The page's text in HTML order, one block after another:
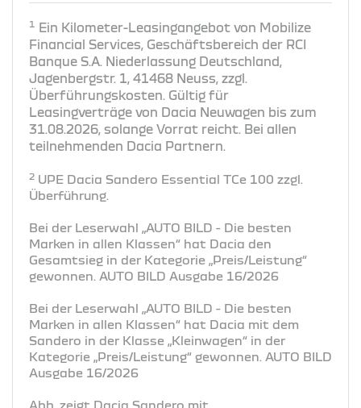
1
Ein Kilometer-Leasingangebot von Mobilize
Financial Services, Geschäftsbereich der RCI
Banque S.A. Niederlassung Deutschland,
Jagenbergstr. 1, 41468 Neuss, zzgl.
Überführungskosten. Gültig für
Leasingverträge von Dacia Neuwagen bis zum
31.08.2026, solange Vorrat reicht. Bei allen
teilnehmenden Dacia Partnern.
2 UPE Dacia Sandero Essential TCe 100 zzgl.
Überführung.
Bei der Leserwahl „AUTO BILD - Die besten
Marken in allen Klassen“ hat Dacia den
Gesamtsieg in der Kategorie „Preis/Leistung“
gewonnen. AUTO BILD Ausgabe 16/2026
Bei der Leserwahl „AUTO BILD - Die besten
Marken in allen Klassen“ hat Dacia mit dem
Sandero in der Klasse „Kleinwagen“ in der
Kategorie „Preis/Leistung“ gewonnen. AUTO BILD
Ausgabe 16/2026
Abb. zeigt Dacia Sandero mit